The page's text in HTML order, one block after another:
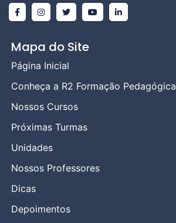
Mapa do Site
Página Inicial
Conheça a R2 Formação Pedagógica
Nossos Cursos
Próximas Turmas
Unidades
Nossos Professores
Dicas
Depoimentos